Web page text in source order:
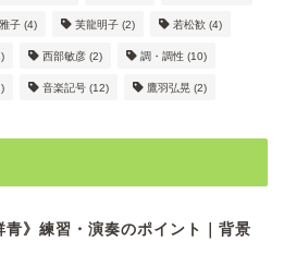
子 (4) 芙龍明子 (2) 若松歓 (4)
西部敏彦 (2) 調・調性 (10)
音楽記号 (12) 鷹羽弘晃 (2)
青》練習・演奏のポイント｜背景